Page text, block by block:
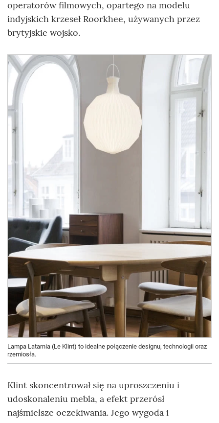
operatorów filmowych, opartego na modelu
indyjskich krzeseł Roorkhee, używanych przez
brytyjskie wojsko.
Lampa Latarnia (Le Klint) to idealne połączenie designu, technologii oraz
rzemiosła.
Klint skoncentrował się na uproszczeniu i
udoskonaleniu mebla, a efekt przerósł
najśmielsze oczekiwania. Jego wygoda i